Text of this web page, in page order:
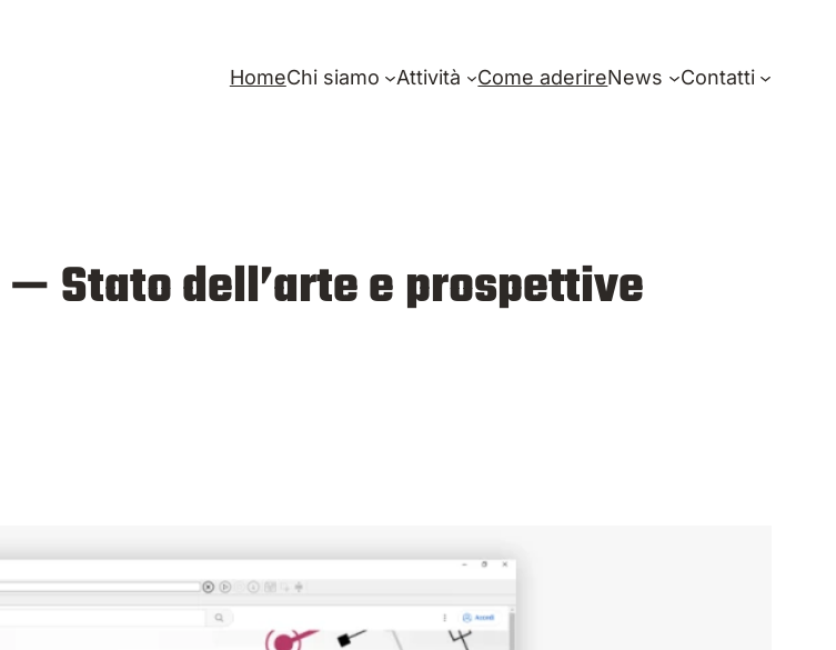
HomeChi siamo Attività Come aderireNews Contatti
Stato dell’arte e prospettive